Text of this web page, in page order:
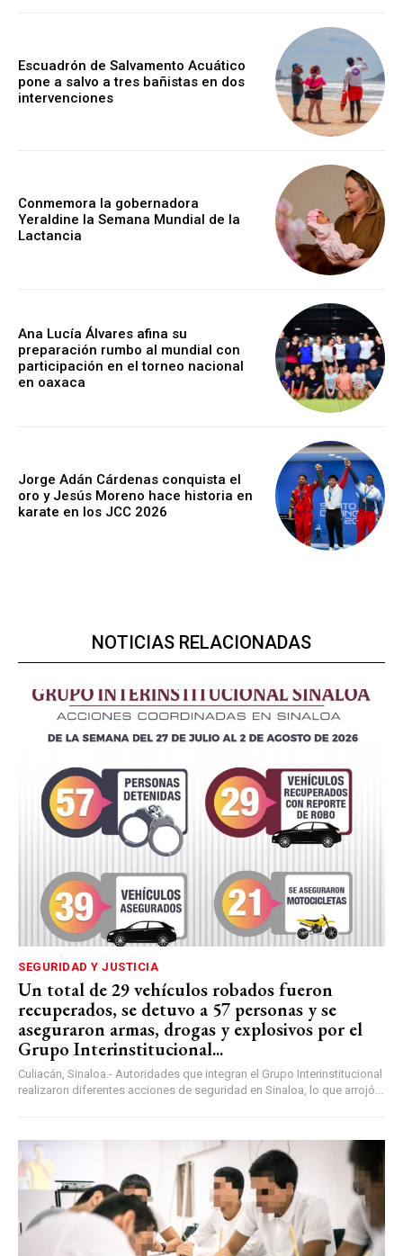
Escuadrón de Salvamento Acuático
pone a salvo a tres bañistas en dos
intervenciones
Conmemora la gobernadora
Yeraldine la Semana Mundial de la
Lactancia
Ana Lucía Álvares afina su
preparación rumbo al mundial con
participación en el torneo nacional
en oaxaca
Jorge Adán Cárdenas conquista el
oro y Jesús Moreno hace historia en
karate en los JCC 2026
NOTICIAS RELACIONADAS
SEGURIDAD Y JUSTICIA
Un total de 29 vehículos robados fueron
recuperados, se detuvo a 57 personas y se
aseguraron armas, drogas y explosivos por el
Grupo Interinstitucional...
Culiacán, Sinaloa.- Autoridades que integran el Grupo Interinstitucional
realizaron diferentes acciones de seguridad en Sinaloa, lo que arrojó...